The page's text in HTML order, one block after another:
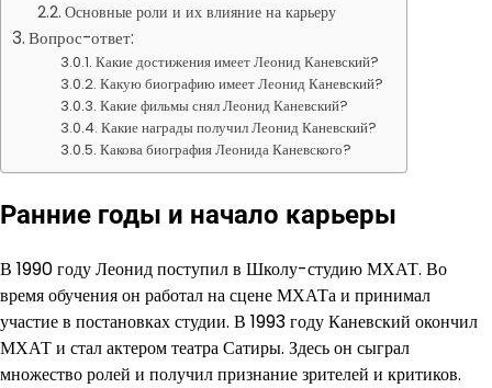
Основные роли и их влияние на карьеру
Вопрос-ответ:
Какие достижения имеет Леонид Каневский?
Какую биографию имеет Леонид Каневский?
Какие фильмы снял Леонид Каневский?
Какие награды получил Леонид Каневский?
Какова биография Леонида Каневского?
Ранние годы и начало карьеры
В 1990 году Леонид поступил в Школу-студию МХАТ. Во
время обучения он работал на сцене МХАТа и принимал
участие в постановках студии. В 1993 году Каневский окончил
МХАТ и стал актером театра Сатиры. Здесь он сыграл
множество ролей и получил признание зрителей и критиков.